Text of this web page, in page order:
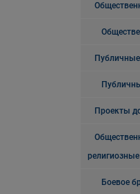
Проекты
Боевое